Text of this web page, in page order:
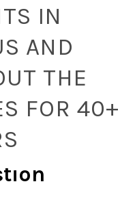
IN
AND
THE
FOR 40+